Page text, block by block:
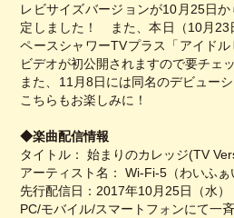
レビサイズバージョンが10月25日
定しました！ また、本日（10月23
ペースシャワーTVプラス「アイド
ビデオが初公開されますので要チェ
また、11月8日には同名のデビュー
こちらもお楽しみに！
◆楽曲配信情報
タイトル： 始まりのカレッジ(TV
アーティスト名： Wi-Fi-5（わいふぁ
先行配信日：2017年10月25日（水）
PC/モバイル/スマートフォンにて一